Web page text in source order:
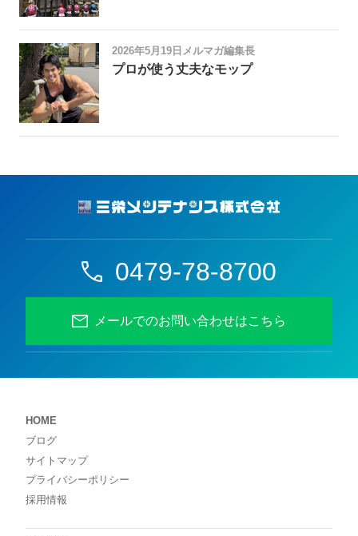
2026年5月19日 メルマガ編集長
プロが使う丈夫なモップ
0479-78-8700
メールでのお問い合わせはこちら
HOME
ブログ
サイトマップ
プライバシーポリシー
採用情報